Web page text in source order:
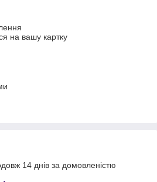
на вашу картку
14 днів за домовленістю